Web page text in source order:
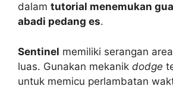
dalam tutorial menemukan
abadi pedang es.
Sentinel memiliki serangan
luas. Gunakan mekanik dodge
untuk memicu perlambatan